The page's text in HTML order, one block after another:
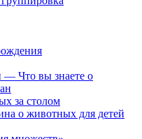
— Что вы знаете о
за столом
о животных для детей